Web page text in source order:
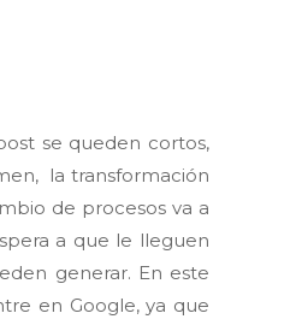
se queden cortos,
la transformación
de procesos va a
a que le lleguen
generar. En este
en Google, ya que